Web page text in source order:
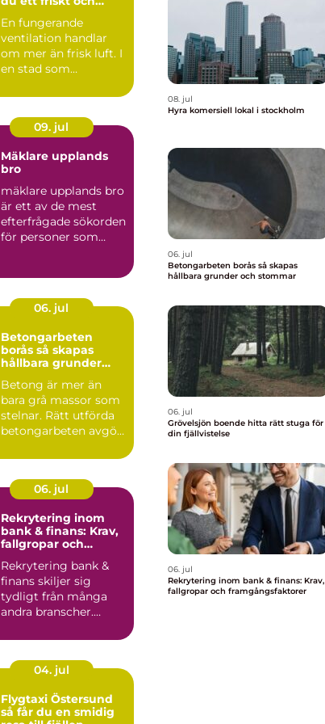
inomhusklimat
En fungerande
ventilation handlar
om mer än frisk luft. I
en stad som
hus, kalla...
09. jul
Mäklare upplands
bro
mäklare upplands bro
är ett av de mest
efterfrågade sökorden
för personer som
06. jul
Betongarbeten
borås så skapas
hållbara grunder
Betong är mer än
bara grå massor som
stelnar. Rätt utförda
betongarbeten avgör
06. jul
Rekrytering inom
bank & finans: Krav,
fallgropar och
Rekrytering bank &
finans skiljer sig
tydligt från många
andra branscher.
04. jul
Flygtaxi Östersund
så får du en smidig
08. jul
Hyra komersiell lokal i stockholm
06. jul
Betongarbeten borås så skapas
hållbara grunder och stommar
06. jul
Grövelsjön boende hitta rätt stuga för
din fjällvistelse
06. jul
Rekrytering inom bank & finans: Krav,
fallgropar och framgångsfaktorer